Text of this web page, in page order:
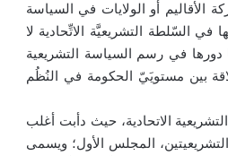
أو الولايات في السياسة
السّلطة التشريعيَّة الاتِّحادية لا
في رسم السياسة التشريعية
بين مستويَيّ الحكومة في النُظُم
الاتحادية، حيث دأبت أغلب
المجلس الأول؛ ويسمى